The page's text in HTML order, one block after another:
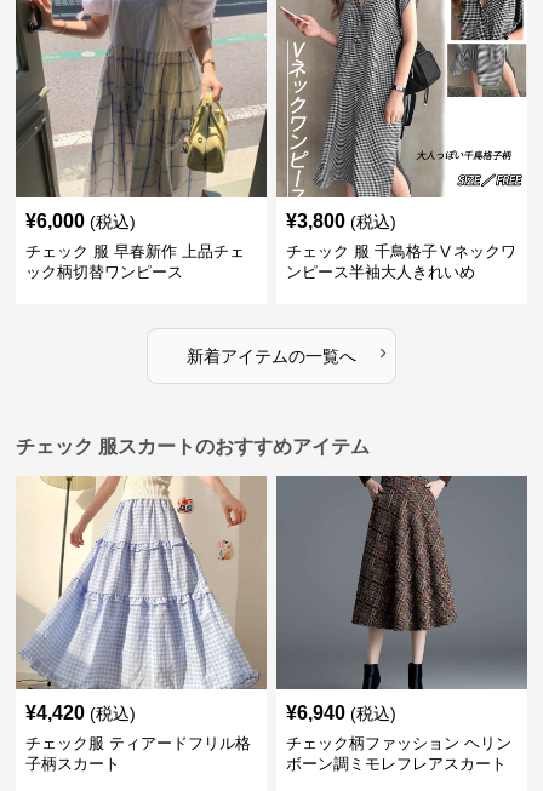
¥6,000 (税込)
チェック 服 早春新作 上品チェ
ック柄切替ワンピース
¥3,800 (税込)
チェック 服 千鳥格子Ⅴネックワ
ンピース半袖大人きれいめ
新着アイテムの一覧へ ›
チェック 服スカートのおすすめアイテム
¥4,420 (税込)
チェック服 ティアードフリル格
子柄スカート
¥6,940 (税込)
チェック柄ファッション ヘリン
ボーン調ミモレフレアスカート